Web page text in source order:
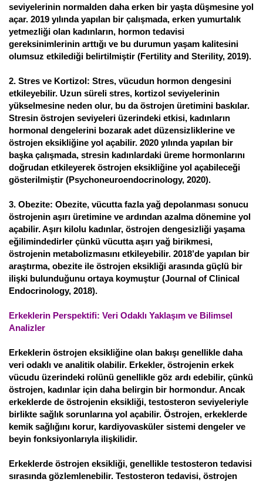
seviyelerinin normalden daha erken bir yaşta düşmesine yol
açar. 2019 yılında yapılan bir çalışmada, erken yumurtalık
yetmezliği olan kadınların, hormon tedavisi
gereksinimlerinin arttığı ve bu durumun yaşam kalitesini
olumsuz etkilediği belirtilmiştir (Fertility and Sterility, 2019).
2. Stres ve Kortizol: Stres, vücudun hormon dengesini
etkileyebilir. Uzun süreli stres, kortizol seviyelerinin
yükselmesine neden olur, bu da östrojen üretimini baskılar.
Stresin östrojen seviyeleri üzerindeki etkisi, kadınların
hormonal dengelerini bozarak adet düzensizliklerine ve
östrojen eksikliğine yol açabilir. 2020 yılında yapılan bir
başka çalışmada, stresin kadınlardaki üreme hormonlarını
doğrudan etkileyerek östrojen eksikliğine yol açabileceği
gösterilmiştir (Psychoneuroendocrinology, 2020).
3. Obezite: Obezite, vücutta fazla yağ depolanması sonucu
östrojenin aşırı üretimine ve ardından azalma dönemine yol
açabilir. Aşırı kilolu kadınlar, östrojen dengesizliği yaşama
eğilimindedirler çünkü vücutta aşırı yağ birikmesi,
östrojenin metabolizmasını etkileyebilir. 2018’de yapılan bir
araştırma, obezite ile östrojen eksikliği arasında güçlü bir
ilişki bulunduğunu ortaya koymuştur (Journal of Clinical
Endocrinology, 2018).
Erkeklerin Perspektifi: Veri Odaklı Yaklaşım ve Bilimsel
Analizler
Erkeklerin östrojen eksikliğine olan bakışı genellikle daha
veri odaklı ve analitik olabilir. Erkekler, östrojenin erkek
vücudu üzerindeki rolünü genellikle göz ardı edebilir, çünkü
östrojen, kadınlar için daha belirgin bir hormondur. Ancak
erkeklerde de östrojenin eksikliği, testosteron seviyeleriyle
birlikte sağlık sorunlarına yol açabilir. Östrojen, erkeklerde
kemik sağlığını korur, kardiyovasküler sistemi dengeler ve
beyin fonksiyonlarıyla ilişkilidir.
Erkeklerde östrojen eksikliği, genellikle testosteron tedavisi
sırasında gözlemlenebilir. Testosteron tedavisi, östrojen